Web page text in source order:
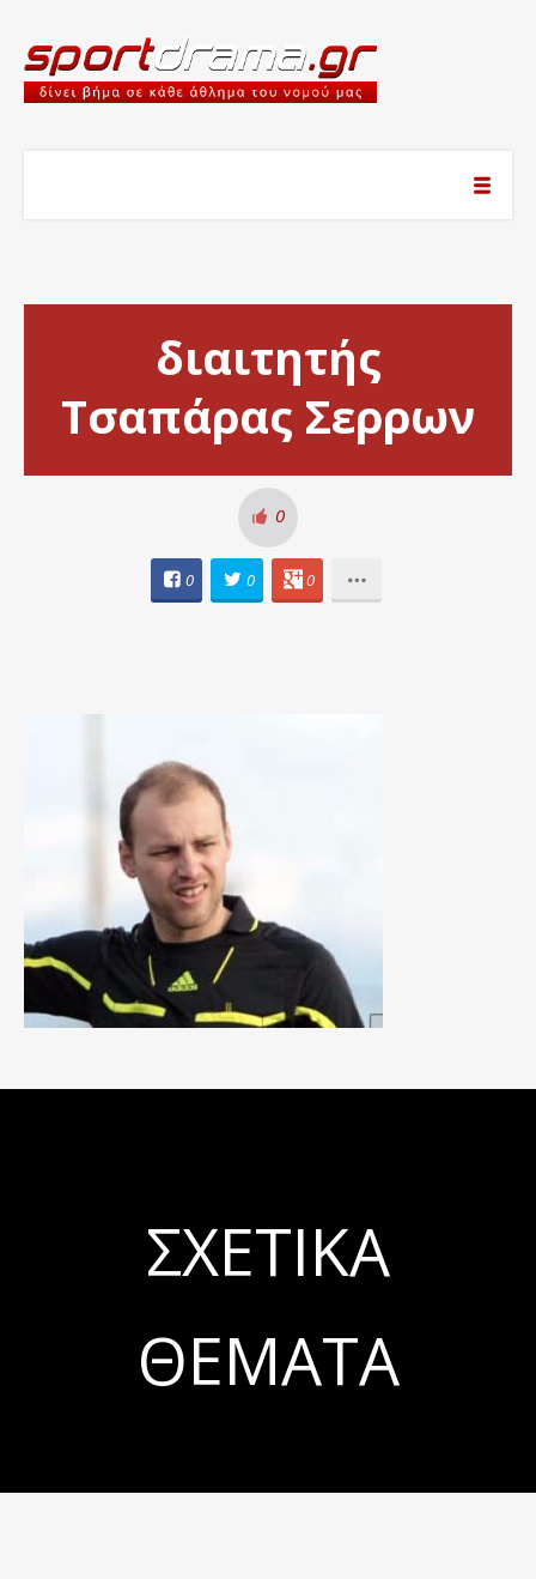
διαιτητής
Τσαπάρας Σερρων
0
0 0 0
ΣΧΕΤΙΚΆ
ΘΈΜΑΤΑ